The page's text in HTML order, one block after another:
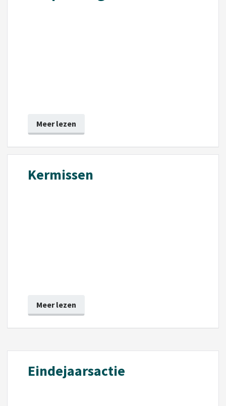
Meer lezen
Kermissen
Meer lezen
Eindejaarsactie